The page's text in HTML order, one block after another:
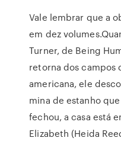
Vale lembrar que a
em dez
Turner, de Being
retorna dos campos
americana, ele
mina de estanho
fechou, a casa está
Elizabeth (Heida